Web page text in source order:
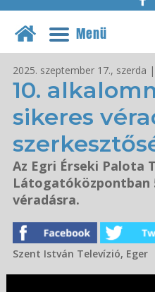
Menü
2025. szeptember 17., szerda
10.
sikeres
Az Egri Érseki Palota
Látogatóközpontban
véradásra.
Szent István Televízió, Eger